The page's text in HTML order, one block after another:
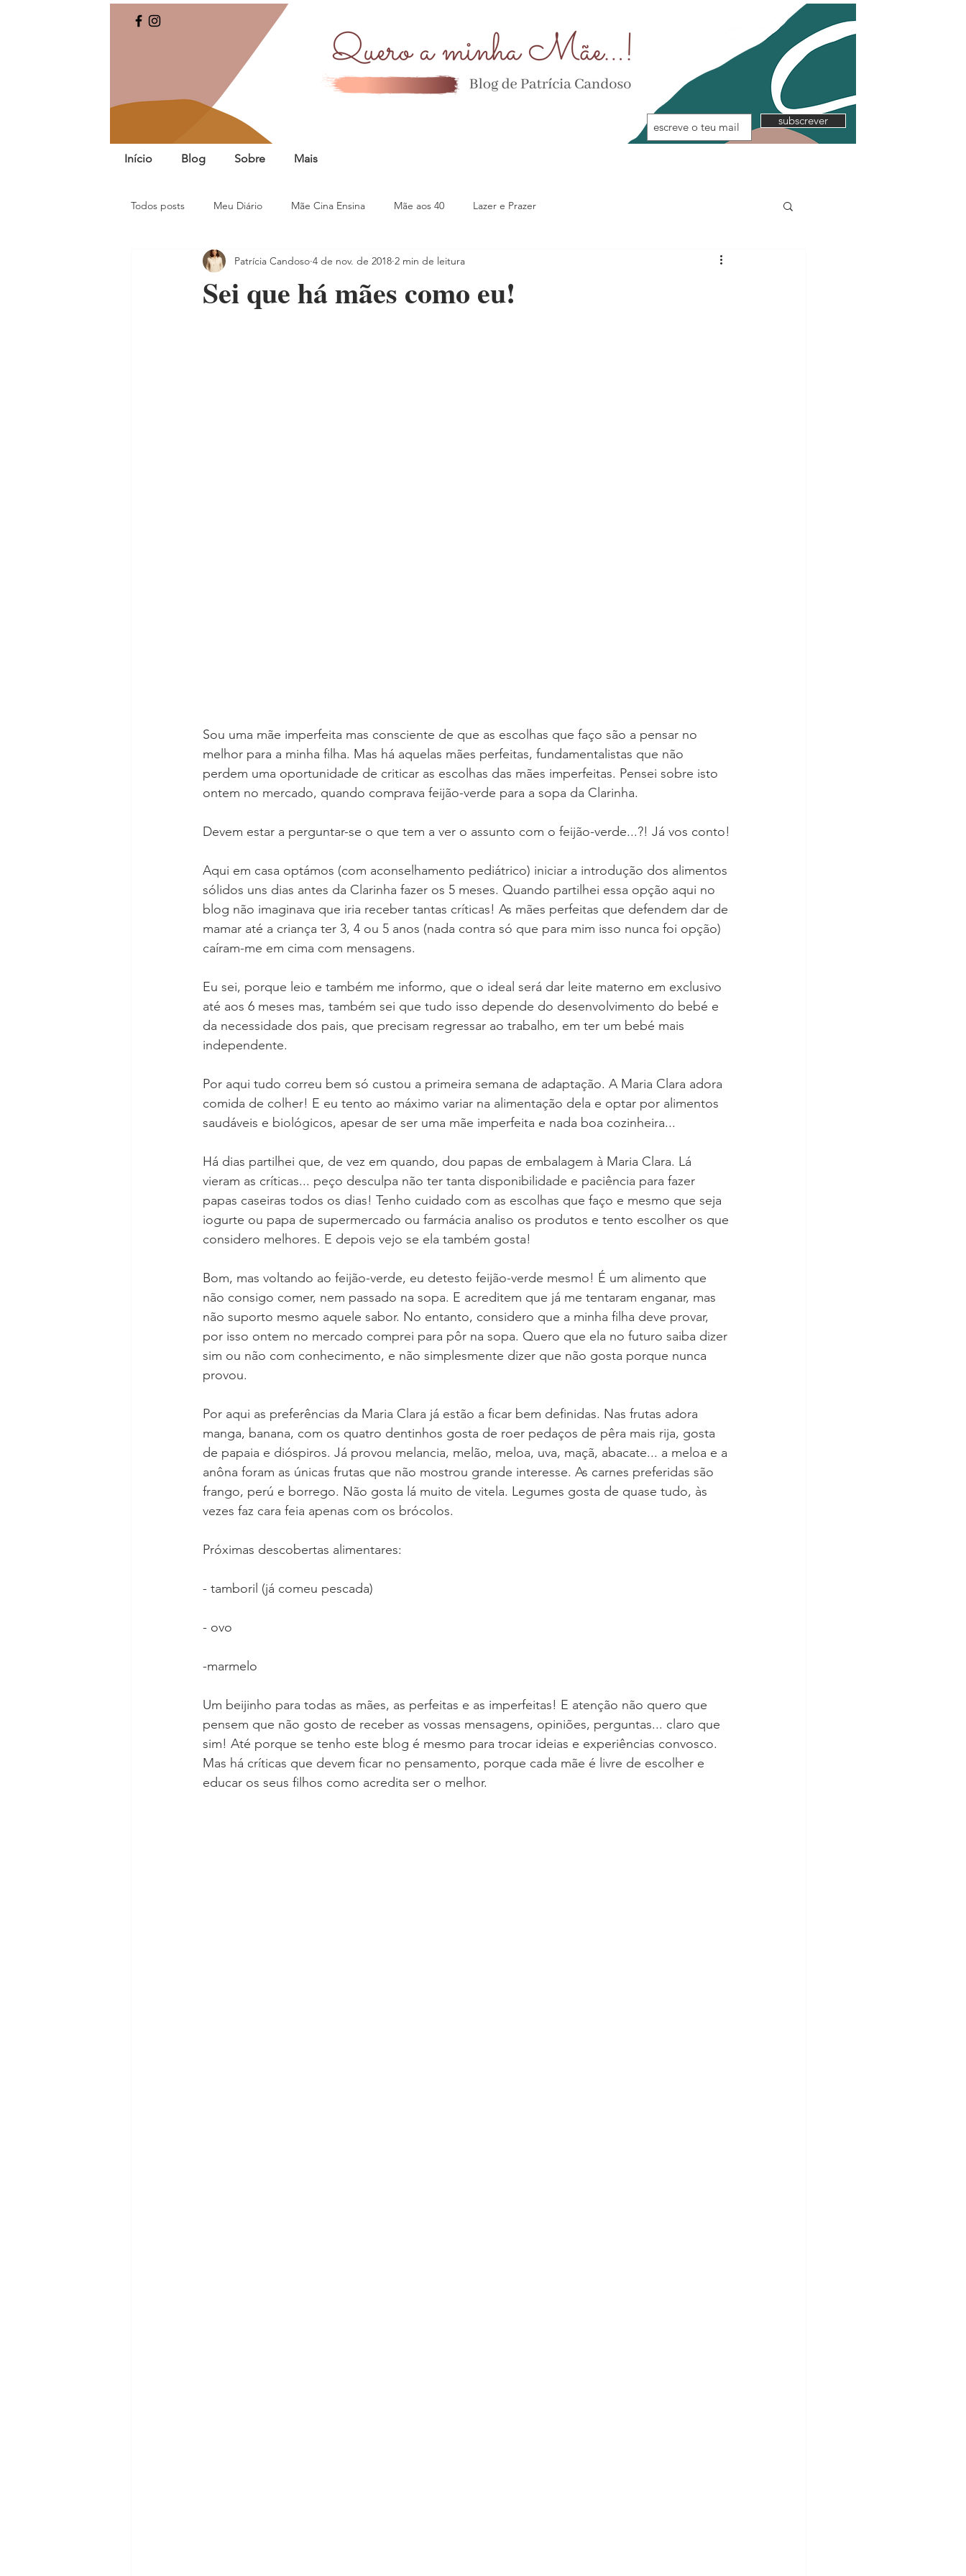
subscrever
Início Blog Sobre Mais
Todos posts Meu Diário Mãe Cina Ensina Mãe aos 40 Lazer e Prazer
Sei que há mães como eu!
Patrícia Candoso 4 de nov. de 2018 2 min de leitura
Sou uma mãe imperfeita mas consciente de que as escolhas que faço são a pensar no
melhor para a minha filha. Mas há aquelas mães perfeitas, fundamentalistas que não
perdem uma oportunidade de criticar as escolhas das mães imperfeitas. Pensei sobre isto
ontem no mercado, quando comprava feijão-verde para a sopa da Clarinha.
Devem estar a perguntar-se o que tem a ver o assunto com o feijão-verde...?! Já vos conto!
Aqui em casa optámos (com aconselhamento pediátrico) iniciar a introdução dos alimentos
sólidos uns dias antes da Clarinha fazer os 5 meses. Quando partilhei essa opção aqui no
blog não imaginava que iria receber tantas críticas! As mães perfeitas que defendem dar de
mamar até a criança ter 3, 4 ou 5 anos (nada contra só que para mim isso nunca foi opção)
caíram-me em cima com mensagens.
Eu sei, porque leio e também me informo, que o ideal será dar leite materno em exclusivo
até aos 6 meses mas, também sei que tudo isso depende do desenvolvimento do bebé e
da necessidade dos pais, que precisam regressar ao trabalho, em ter um bebé mais
independente.
Por aqui tudo correu bem só custou a primeira semana de adaptação. A Maria Clara adora
comida de colher! E eu tento ao máximo variar na alimentação dela e optar por alimentos
saudáveis e biológicos, apesar de ser uma mãe imperfeita e nada boa cozinheira...
Há dias partilhei que, de vez em quando, dou papas de embalagem à Maria Clara. Lá
vieram as críticas... peço desculpa não ter tanta disponibilidade e paciência para fazer
papas caseiras todos os dias! Tenho cuidado com as escolhas que faço e mesmo que seja
iogurte ou papa de supermercado ou farmácia analiso os produtos e tento escolher os que
considero melhores. E depois vejo se ela também gosta!
Bom, mas voltando ao feijão-verde, eu detesto feijão-verde mesmo! É um alimento que
não consigo comer, nem passado na sopa. E acreditem que já me tentaram enganar, mas
não suporto mesmo aquele sabor. No entanto, considero que a minha filha deve provar,
por isso ontem no mercado comprei para pôr na sopa. Quero que ela no futuro saiba dizer
sim ou não com conhecimento, e não simplesmente dizer que não gosta porque nunca
provou.
Por aqui as preferências da Maria Clara já estão a ficar bem definidas. Nas frutas adora
manga, banana, com os quatro dentinhos gosta de roer pedaços de pêra mais rija, gosta
de papaia e dióspiros. Já provou melancia, melão, meloa, uva, maçã, abacate... a meloa e a
anôna foram as únicas frutas que não mostrou grande interesse. As carnes preferidas são
frango, perú e borrego. Não gosta lá muito de vitela. Legumes gosta de quase tudo, às
vezes faz cara feia apenas com os brócolos.
Próximas descobertas alimentares:
- tamboril (já comeu pescada)
- ovo
-marmelo
Um beijinho para todas as mães, as perfeitas e as imperfeitas! E atenção não quero que
pensem que não gosto de receber as vossas mensagens, opiniões, perguntas... claro que
sim! Até porque se tenho este blog é mesmo para trocar ideias e experiências convosco.
Mas há críticas que devem ficar no pensamento, porque cada mãe é livre de escolher e
educar os seus filhos como acredita ser o melhor.